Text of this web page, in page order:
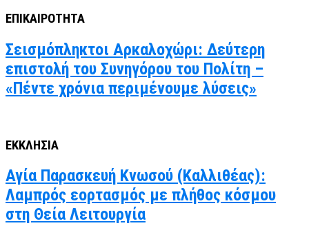
ΕΠΙΚΑΙΡΟΤΗΤΑ
Σεισμόπληκτοι Αρκαλοχώρι: Δεύτερη
επιστολή του Συνηγόρου του Πολίτη –
«Πέντε χρόνια περιμένουμε λύσεις»
ΕΚΚΛΗΣΙΑ
Αγία Παρασκευή Κνωσού (Καλλιθέας):
Λαμπρός εορτασμός με πλήθος κόσμου
στη Θεία Λειτουργία